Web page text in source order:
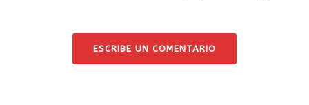
ESCRIBE UN COMENTARIO